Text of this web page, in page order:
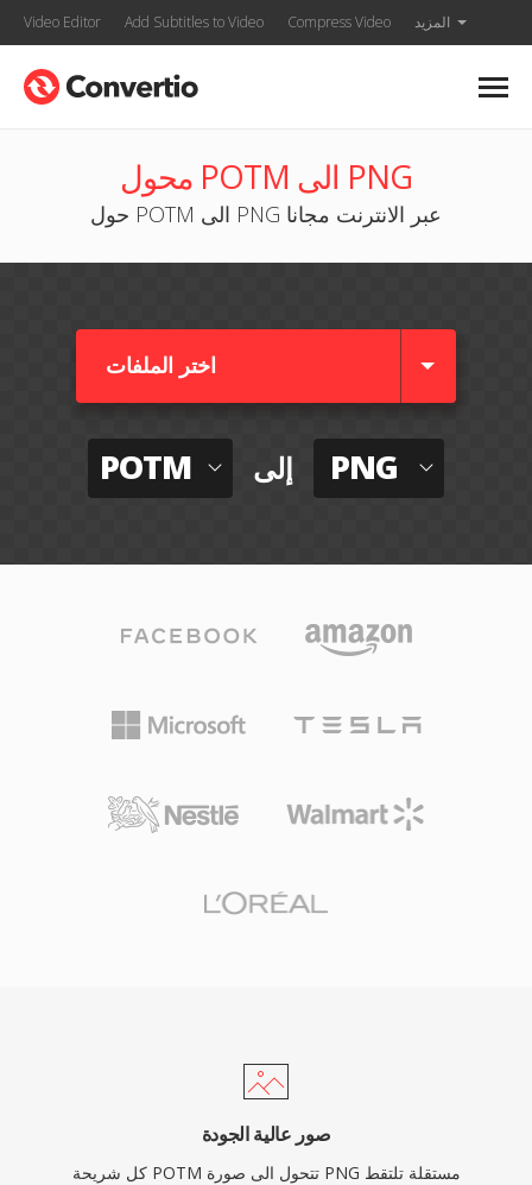
Video Editor Add Subtitles to Video Compress Video المزيد
محول POTM الى PNG
حول POTM الى PNG عبر الانترنت مجانا
اختر الملفات
POTM إلى PNG
صور عالية الجودة
كل شريحة POTM تتحول الى صورة PNG مستقلة تلتقط